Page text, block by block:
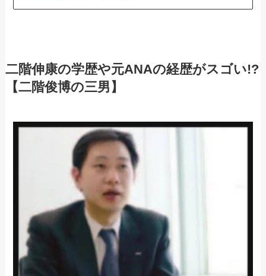
二階伸康の学歴や元ANAの経歴がスゴい!?
【二階俊博の三男】